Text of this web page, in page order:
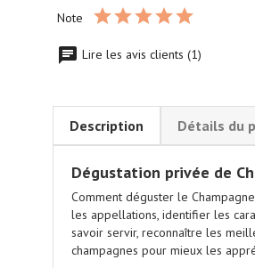
Note
Lire les avis clients (1)
Description Détails du
Dégustation privée de
Comment déguster le
les appellations, identifier les
savoir servir, reconnaître les
champagnes pour mieux les